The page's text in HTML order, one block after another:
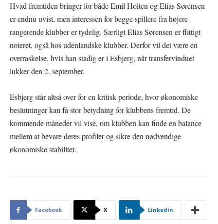
Hvad fremtiden bringer for både Emil Holten og Elias Sørensen
er endnu uvist, men interessen for begge spillere fra højere
rangerende klubber er tydelig. Særligt Elias Sørensen er flittigt
noteret, også hos udenlandske klubber. Derfor vil det være en
overraskelse, hvis han stadig er i Esbjerg, når transfervinduet
lukker den 2. september.
Esbjerg står altså over for en kritisk periode, hvor økonomiske
beslutninger kan få stor betydning for klubbens fremtid. De
kommende måneder vil vise, om klubben kan finde en balance
mellem at bevare deres profiler og sikre den nødvendige
økonomiske stabilitet.
Facebook X Linkedin